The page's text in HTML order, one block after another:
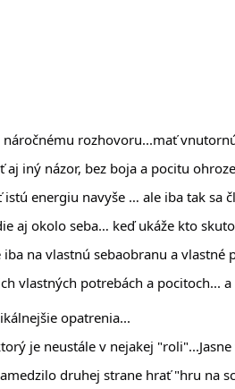
rozhovoru...mať
iný názor, bez boja a pocitu
energiu navyše … ale iba tak sa
aj okolo seba… keď ukáže kto
na vlastnú sebaobranu a vlastné
vlastných potrebách a pocitoch...
opatrenia...
je neustále v nejakej
druhej strane hrať "hru na